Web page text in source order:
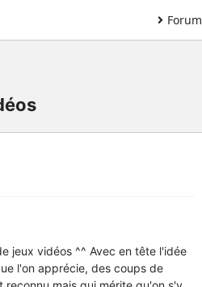
Forum
jeux vidéos ^^ Avec en tête l'idée
l'on apprécie, des coups de